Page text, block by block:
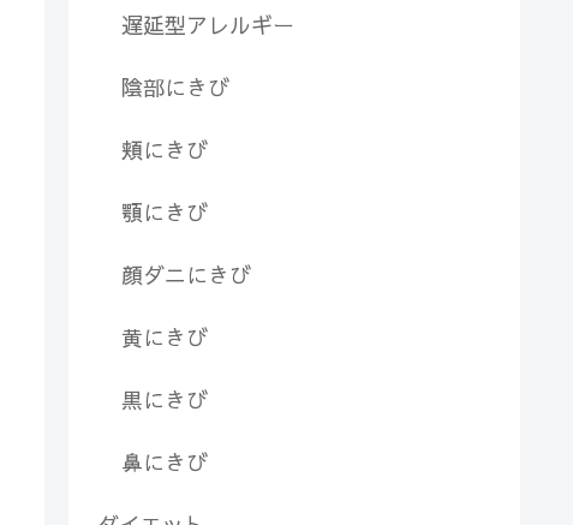
遅延型アレルギー
陰部にきび
頬にきび
顎にきび
顔ダニにきび
黄にきび
黒にきび
鼻にきび